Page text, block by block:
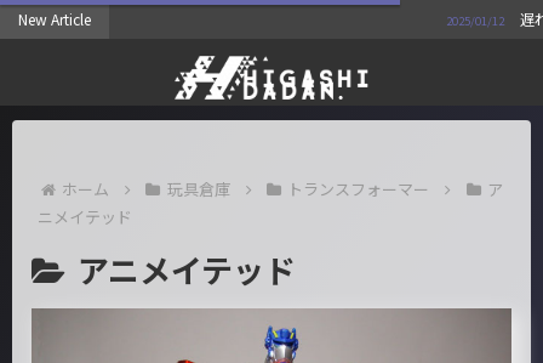
New Article 2025/01/12 遅れまし
ホーム 玩具倉庫 トランスフォーマー
ア
ニメイテッド
アニメイテッド